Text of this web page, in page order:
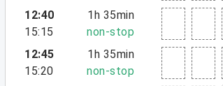
12:40
15:15
1h 35min
non-stop
12:45
15:20
1h 35min
non-stop